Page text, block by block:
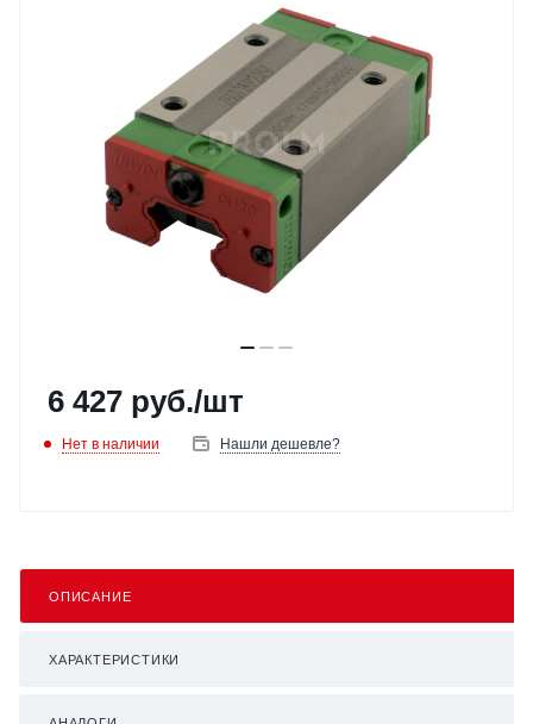
6 427 руб./шт
Нет в наличии Нашли дешевле?
ОПИСАНИЕ
ХАРАКТЕРИСТИКИ